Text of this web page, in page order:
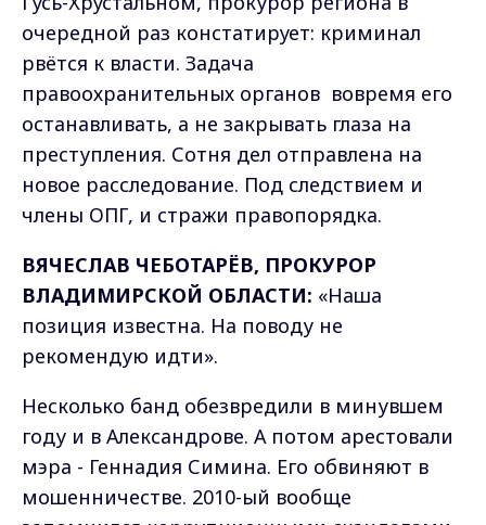
очередной раз констатирует: криминал
рвётся к власти. Задача
правоохранительных органов вовремя его
останавливать, а не закрывать глаза на
преступления. Сотня дел отправлена на
новое расследование. Под следствием и
члены ОПГ, и стражи правопорядка.
ВЯЧЕСЛАВ ЧЕБОТАРЁВ, ПРОКУРОР
ВЛАДИМИРСКОЙ ОБЛАСТИ: «Наша
позиция известна. На поводу не
рекомендую идти».
Несколько банд обезвредили в минувшем
году и в Александрове. А потом арестовали
мэра - Геннадия Симина. Его обвиняют в
мошенничестве. 2010-ый вообще